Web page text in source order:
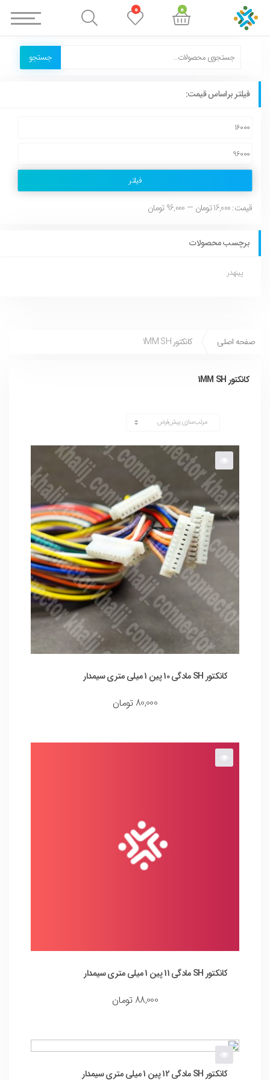
جستجو
فیلتر براساس قیمت:
فیلتر
قیمت:16,000 تومان — 96,000 تومان
برچسب محصولات
پینهدر
صفحه اصلی کانکتور 1MM SH
کانکتور 1MM SH
کانکتور SH مادگی 10 پین 1 میلی متری سیمدار
80,000 تومان
کانکتور SH مادگی 11 پین 1 میلی متری سیمدار
88,000 تومان
کانکتور SH مادگی 12 پین 1 میلی متری سیمدار
0
0